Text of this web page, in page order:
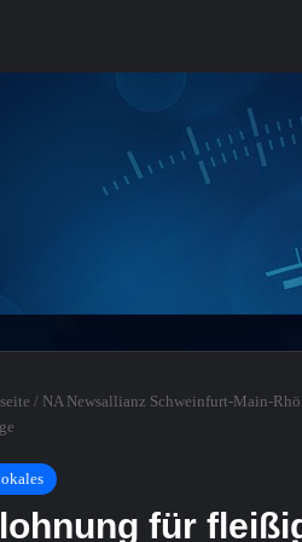
/ NA Newsallianz Schweinfurt-Main-
für